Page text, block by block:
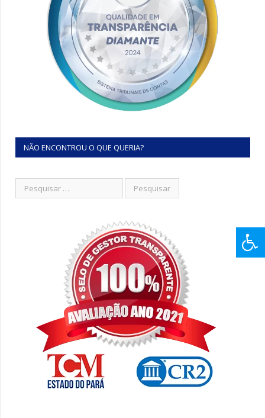
NÃO ENCONTROU O QUE QUERIA?